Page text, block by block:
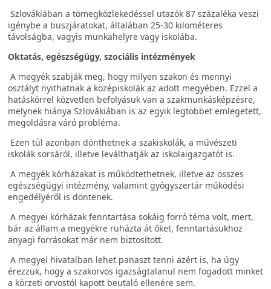
Szlovákiában a tömegközlekedéssel utazók 87 százaléka veszi
igénybe a buszjáratokat, általában 25-30 kilométeres
távolságba, vagyis munkahelyre vagy iskolába.
Oktatás, egészségügy, szociális intézmények
A megyék szabják meg, hogy milyen szakon és mennyi
osztályt nyithatnak a középiskolák az adott megyében. Ezzel a
hatáskörrel közvetlen befolyásuk van a szakmunkásképzésre,
melynek hiánya Szlovákiában is az egyik legtöbbet emlegetett,
megoldásra váró probléma.
Ezen túl azonban dönthetnek a szakiskolák, a művészeti
iskolák sorsáról, illetve leválthatják az iskolaigazgatót is.
A megyék kórházakat is működtethetnek, illetve az összes
egészségügyi intézmény, valamint gyógyszertár működési
engedélyéről is döntenek.
A megyei kórházak fenntartása sokáig forró téma volt, mert,
bár az állam a megyékre ruházta át őket, fenntartásukhoz
anyagi forrásokat már nem biztosított.
A megyei hivatalban lehet panaszt tenni azért is, ha úgy
érezzük, hogy a szakorvos igazságtalanul nem fogadott minket
a körzeti orvostól kapott beutaló ellenére sem.